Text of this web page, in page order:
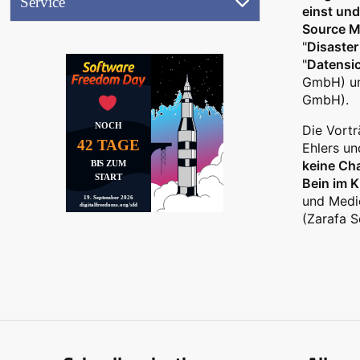
(17.9.2026)
Aktionen
Peertube)
Referentenbereich
NOCH
42 TAGE
BIS ZUM
START
19. September 2026
digitalfreedoms.org/sfd
einst
Source
"
"
GmbH)
GmbH).
Die
Ehlers
keine
Bein im
und
(Zarafa